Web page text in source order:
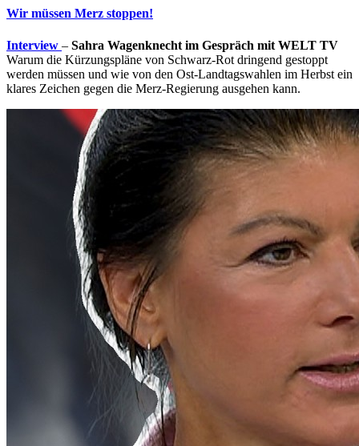
Wir müssen Merz stoppen!
Interview – Sahra Wagenknecht im Gespräch mit WELT TV
Warum die Kürzungspläne von Schwarz-Rot dringend gestoppt
werden müssen und wie von den Ost-Landtagswahlen im Herbst ein
klares Zeichen gegen die Merz-Regierung ausgehen kann.